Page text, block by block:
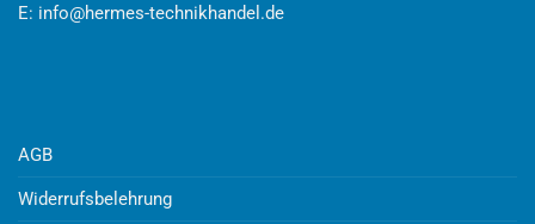
E: info@hermes-technikhandel.de
AGB
Widerrufsbelehrung